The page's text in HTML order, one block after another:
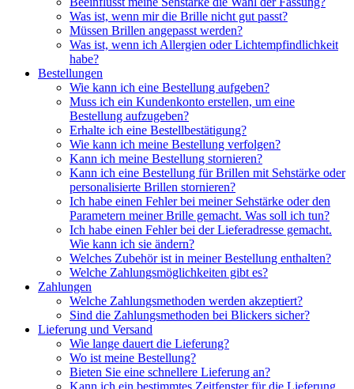
Was ist, wenn mir die Brille nicht gut passt?
Müssen Brillen angepasst werden?
Was ist, wenn ich Allergien oder Lichtempfindlichkeit
habe?
Bestellungen
Wie kann ich eine Bestellung aufgeben?
Muss ich ein Kundenkonto erstellen, um eine
Bestellung aufzugeben?
Erhalte ich eine Bestellbestätigung?
Wie kann ich meine Bestellung verfolgen?
Kann ich meine Bestellung stornieren?
Kann ich eine Bestellung für Brillen mit Sehstärke oder
personalisierte Brillen stornieren?
Ich habe einen Fehler bei meiner Sehstärke oder den
Parametern meiner Brille gemacht. Was soll ich tun?
Ich habe einen Fehler bei der Lieferadresse gemacht.
Wie kann ich sie ändern?
Welches Zubehör ist in meiner Bestellung enthalten?
Welche Zahlungsmöglichkeiten gibt es?
Zahlungen
Welche Zahlungsmethoden werden akzeptiert?
Sind die Zahlungsmethoden bei Blickers sicher?
Lieferung und Versand
Wie lange dauert die Lieferung?
Wo ist meine Bestellung?
Bieten Sie eine schnellere Lieferung an?
Kann ich ein bestimmtes Zeitfenster für die Lieferung